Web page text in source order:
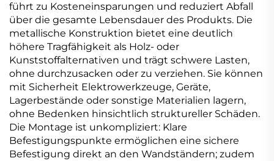
führt zu Kosteneinsparungen und reduziert Abfall
über die gesamte Lebensdauer des Produkts. Die
metallische Konstruktion bietet eine deutlich
höhere Tragfähigkeit als Holz- oder
Kunststoffalternativen und trägt schwere Lasten,
ohne durchzusacken oder zu verziehen. Sie können
mit Sicherheit Elektrowerkzeuge, Geräte,
Lagerbestände oder sonstige Materialien lagern,
ohne Bedenken hinsichtlich struktureller Schäden.
Die Montage ist unkompliziert: Klare
Befestigungspunkte ermöglichen eine sichere
Befestigung direkt an den Wandständern; zudem